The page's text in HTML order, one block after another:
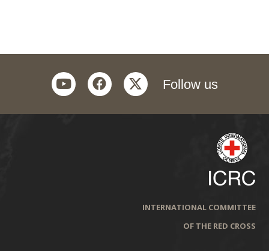
Follow us
twitter
facebook
youtube
INTERNATIONAL COMMITTEE
OF THE RED CROSS